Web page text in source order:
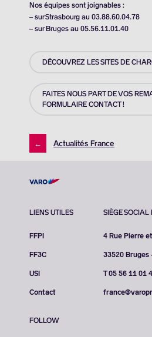
Nos équipes sont joignables :
– sur Strasbourg au 03.88.60.04.78
– sur Bruges au 05.56.11.01.40
DÉCOUVREZ LES SITES DE
FAITES NOUS PART DE VOS
FORMULAIRE CONTACT !
← Actualités France
LIENS UTILES
FFPI
FF3C
USI
Contact
SIÈGE SOCIAL
4 Rue Pierre
33520 Bruges
T 05 56 11 01
FOLLOW